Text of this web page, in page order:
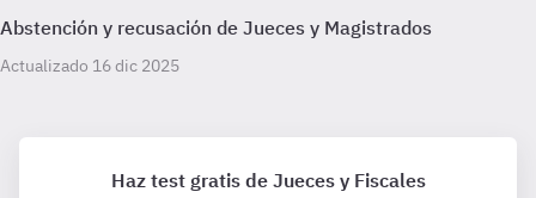
Abstención y recusación de Jueces y Magistrados
Actualizado 16 dic 2025
Haz test gratis de Jueces y Fiscales